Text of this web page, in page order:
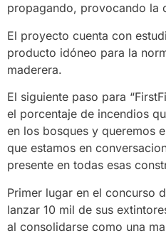
propagando, provocando la
El proyecto cuenta con
producto idóneo para la
maderera.
El siguiente paso para
el porcentaje de incendios
en los bosques y queremos
que estamos en
presente en todas esas
Primer lugar en el concurso
lanzar 10 mil de sus
al consolidarse como una